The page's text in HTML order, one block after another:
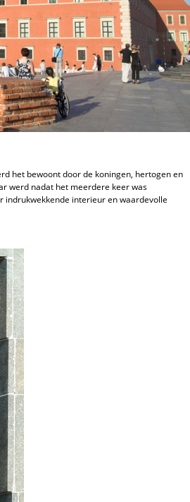
het bewoont door de koningen, hertogen en
werd nadat het meerdere keer was
indrukwekkende interieur en waardevolle